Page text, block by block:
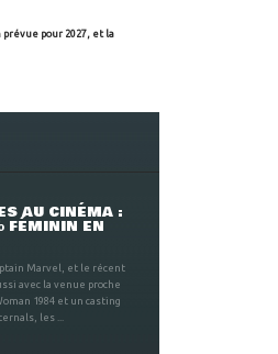
prévue pour 2027, et la
AU CINÉMA :
FÉMININ EN
Marvel, et le récent
avec la venue proche
1984 et un casting
les ...